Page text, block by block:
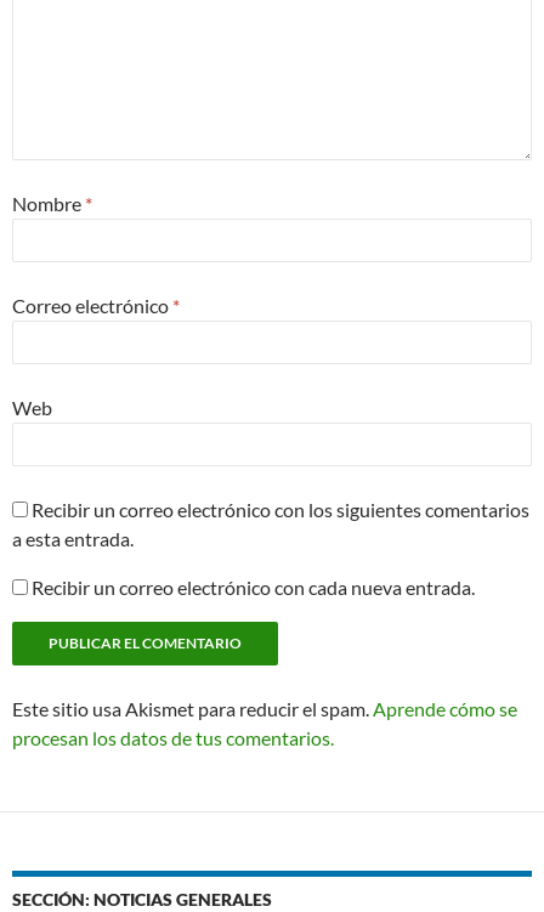
Nombre *
Correo electrónico *
Web
Recibir un correo electrónico con los siguientes comentarios
a esta entrada.
Recibir un correo electrónico con cada nueva entrada.
Este sitio usa Akismet para reducir el spam.Aprende cómo se
procesan los datos de tus comentarios.
SECCIÓN: NOTICIAS GENERALES